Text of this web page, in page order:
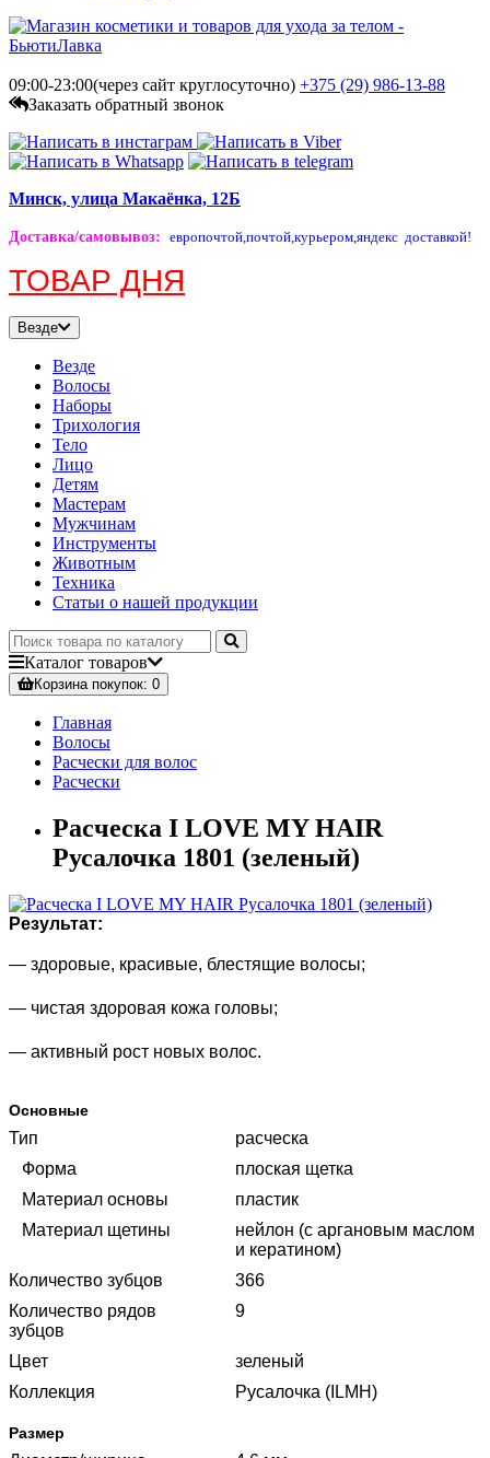
09:00-23:00(через сайт круглосуточно) +375 (29) 986-13-88
Заказать обратный звонок
Минск, улица Макаёнка, 12Б
Доставка/самовывоз: европочтой,почтой,курьером,яндекс доставкой!
ТОВАР ДНЯ
Везде
Везде
Волосы
Наборы
Трихология
Тело
Лицо
Детям
Мастерам
Мужчинам
Инструменты
Животным
Техника
Статьи о нашей продукции
Каталог товаров
Корзинапокупок: 0
Главная
Волосы
Расчески для волос
Расчески
Расческа I LOVE MY HAIR
Русалочка 1801 (зеленый)
Результат:
— здоровые, красивые, блестящие волосы;
— чистая здоровая кожа головы;
— активный рост новых волос.
Основные
Тип
расческа
Форма
плоская щетка
Материал основы
пластик
Материал щетины
нейлон (с аргановым маслом
и кератином)
Количество зубцов
366
Количество рядов
зубцов
9
Цвет
зеленый
Коллекция
Русалочка (ILMH)
Размер